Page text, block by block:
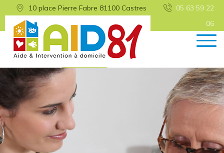
Retour
Qui sommes-nous ?
Nos missions
10 place Pierre Fabre 81100 Castres
05 63 59 22
06